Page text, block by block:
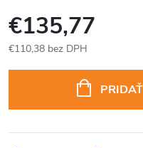
€135,77
€110,38 bez DPH